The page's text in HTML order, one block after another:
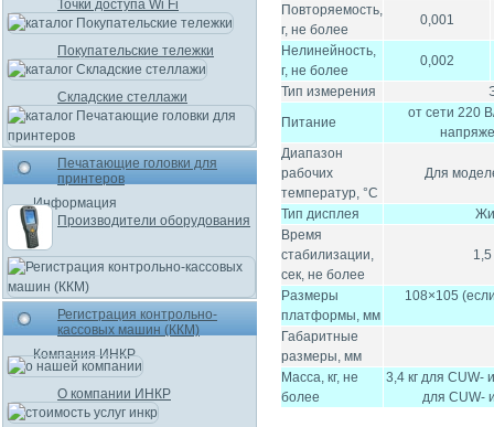
Повторяемость,
г, не более
0,001
Нелинейность,
г, не более
0,002
Тип измерения
Питание
от сети 220
Диапазон
рабочих
температур, °C
Для
Тип дисплея
Время
стабилизации,
сек, не более
Размеры
платформы, мм
108×105
Габаритные
размеры, мм
Масса, кг, не
более
3,4 кг для CUW-
для CUW-
Точки доступа Wi Fi
Покупательские тележки
Складские стеллажи
Печатающие головки для
принтеров
Информация
Производители оборудования
Регистрация контрольно-
кассовых машин (ККМ)
Компания ИНКР
О компании ИНКР